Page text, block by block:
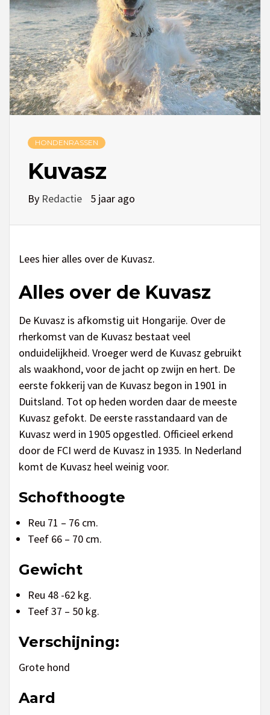
HONDENRASSEN
Kuvasz
By Redactie 5 jaar ago
Lees hier alles over de Kuvasz.
Alles over de Kuvasz
De Kuvasz is afkomstig uit Hongarije. Over de
rherkomst van de Kuvasz bestaat veel
onduidelijkheid. Vroeger werd de Kuvasz gebruikt
als waakhond, voor de jacht op zwijn en hert. De
eerste fokkerij van de Kuvasz begon in 1901 in
Duitsland. Tot op heden worden daar de meeste
Kuvasz gefokt. De eerste rasstandaard van de
Kuvasz werd in 1905 opgestled. Officieel erkend
door de FCI werd de Kuvasz in 1935. In Nederland
komt de Kuvasz heel weinig voor.
Schofthoogte
Reu 71 – 76 cm.
Teef 66 – 70 cm.
Gewicht
Reu 48 -62 kg.
Teef 37 – 50 kg.
Verschijning:
Grote hond
Aard